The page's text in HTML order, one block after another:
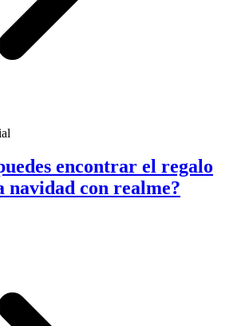
encontrar el regalo
navidad con realme?